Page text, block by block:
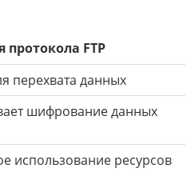
FTP
перехвата данных
шифрование данных
использование ресурсов